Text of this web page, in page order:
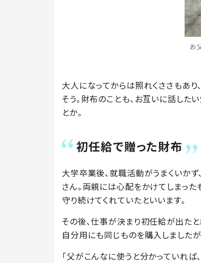
お
大人になってからは照れくささもあ
そう。財布のことも、お互いに話し
とか。
初任給で贈った財布
大学卒業後、就職活動がうまくいか
さん。両親には心配をかけてしまっ
守り続けてくれていたといいます。
その後、仕事が決まり初任給が出た
自分用にも同じものを購入しました
「父がこんなに使うと分かっていれ